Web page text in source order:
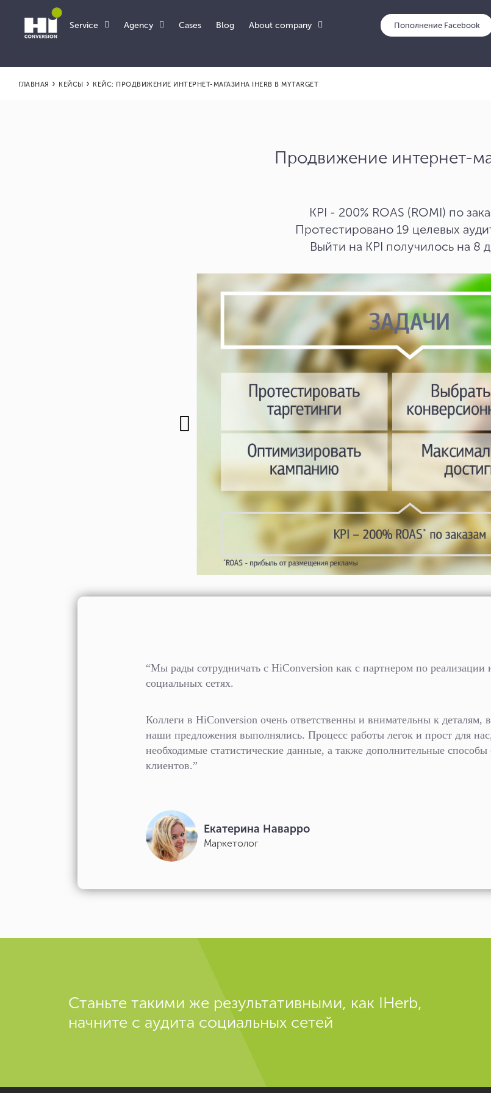
Service Agency Cases Blog About company
ГЛАВНАЯ › КЕЙСЫ › КЕЙС: ПРОДВИЖЕНИЕ ИНТЕРНЕТ-МАГАЗИНА IHERB В MYTARGET
Продвижение интернет-
KPI - 200% ROAS (ROMI) по
Протестировано 19 целевых
Выйти на KPI получилось на 8
“Мы рады сотрудничать с HiConversion как с партнером по
социальных сетях.
Коллеги в HiConversion очень ответственны и внимательны к деталям,
наши предложения выполнялись. Процесс работы легок и прост для
необходимые статистические данные, а также дополнительные
клиентов.”
Екатерина Наварро
Маркетолог
Станьте такими же результативными, как IHerb,
начните с аудита социальных сетей